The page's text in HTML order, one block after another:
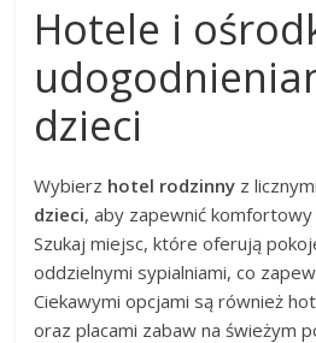
Hotele i
dzieci
Wybierz hotel rodzinny z licznymi
dzieci, aby zapewnić
Szukaj miejsc, które oferują
oddzielnymi sypialniami, co
Ciekawymi opcjami są również
oraz placami zabaw na świeżym